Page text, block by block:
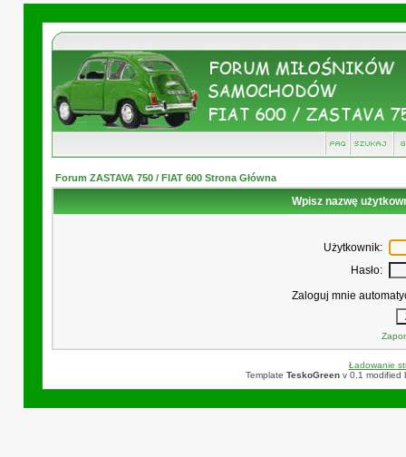
Forum ZASTAVA 750 / FIAT 600 Strona Główna
Wpisz nazwę
Użytkownik:
Hasło:
Zaloguj mnie
Ładowanie
Template TeskoGreenv 0.1 modified